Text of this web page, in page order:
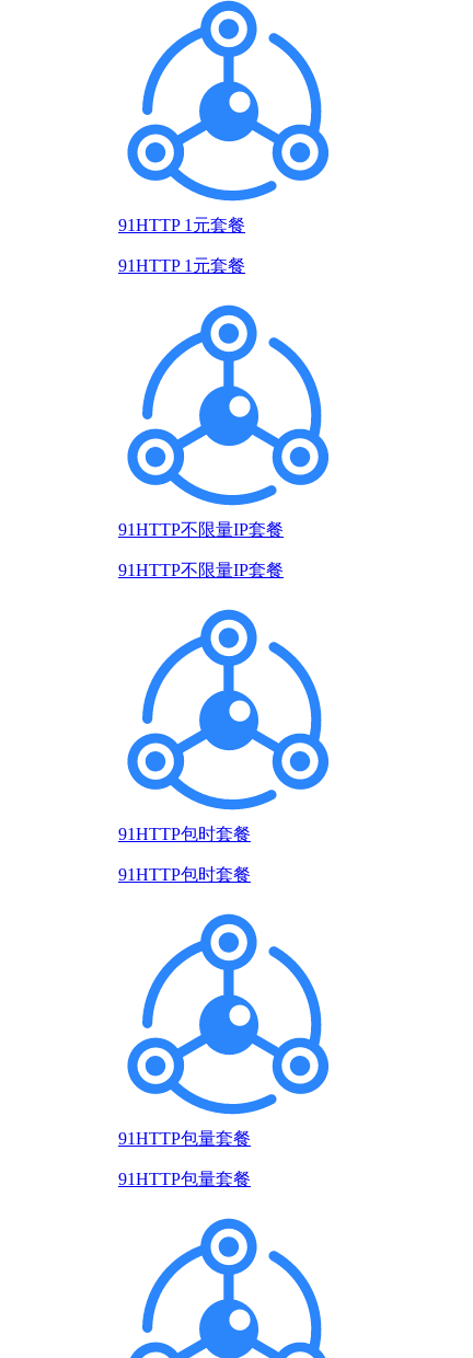
91HTTP 1元套餐
91HTTP 1元套餐
91HTTP不限量IP套餐
91HTTP不限量IP套餐
91HTTP包时套餐
91HTTP包时套餐
91HTTP包量套餐
91HTTP包量套餐